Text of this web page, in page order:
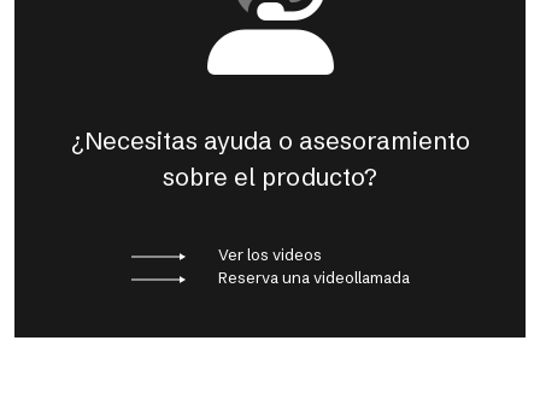
¿Necesitas ayuda o asesoramiento
sobre el producto?
Ver los videos
Reserva una videollamada